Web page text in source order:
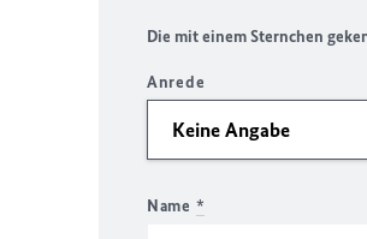
Die mit einem Sternchen
Anrede
Name *